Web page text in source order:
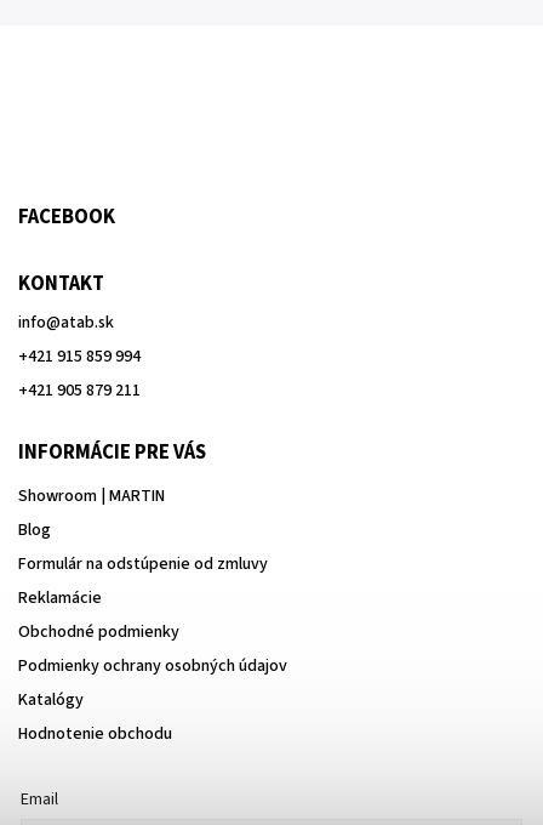
FACEBOOK
KONTAKT
info@atab.sk
+421 915 859 994
+421 905 879 211
INFORMÁCIE PRE VÁS
Showroom | MARTIN
Blog
Formulár na odstúpenie od zmluvy
Reklamácie
Obchodné podmienky
Podmienky ochrany osobných údajov
Katalógy
Hodnotenie obchodu
Email